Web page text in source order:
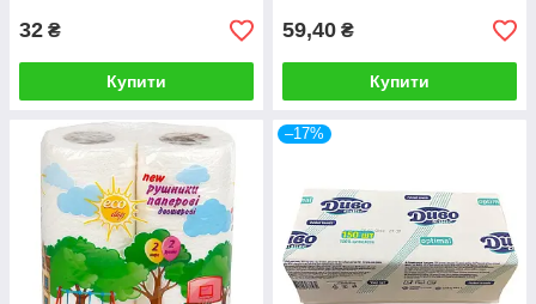
32 ₴
Купити
59,40 ₴
Купити
–17%